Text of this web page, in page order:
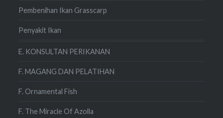
Pembenihan Ikan Grasscarp
Penyakit Ikan
E. KONSULTAN PERIKANAN
F. MAGANG DAN PELATIHAN
F. Ornamental Fish
F. The Miracle Of Azolla